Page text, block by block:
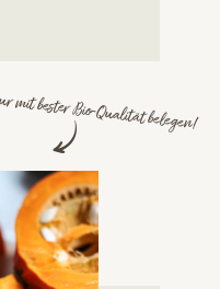
mit bester Bio-Qualität belegen!